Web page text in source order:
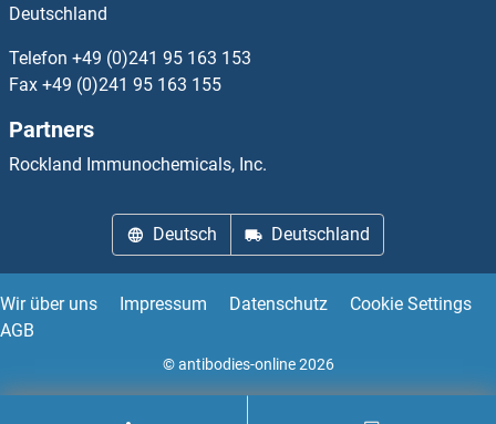
CES2 ELISA Kits
CES3 ELISA Kits
CES5A ELISA Kits
CFC1 ELISA Kits
CFHR2 ELISA Kits
Deutschland
Telefon +49 (0)241 95 163 153
Fax +49 (0)241 95 163 155
Partners
Rockland Immunochemicals, Inc.
Deutsch Deutschland
Wir über uns Impressum Datenschutz
Cookie Settings
AGB
© antibodies-online 2026